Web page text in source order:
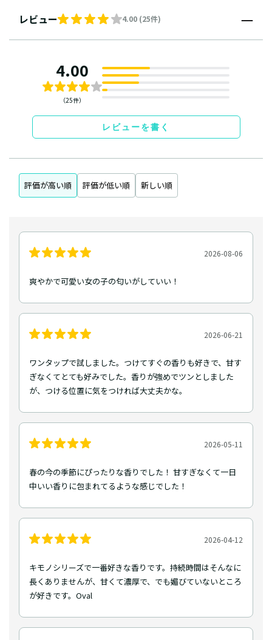
レビュー 4.00 (25件)
4.00
（25件）
レビューを書く
評価が高い順 評価が低い順 新しい順
2026-08-06
爽やかで可愛い女の子の匂いがしていい！
2026-06-21
ワンタップで試しました。つけてすぐの香りも好きで、甘す
ぎなくてとても好みでした。香りが強めでツンとしました
が、つける位置に気をつければ大丈夫かな。
2026-05-11
春の今の季節にぴったりな香りでした！ 甘すぎなくて一日
中いい香りに包まれてるような感じでした！
2026-04-12
キモノシリーズで一番好きな香りです。持続時間はそんなに
長くありませんが、甘くて濃厚で、でも媚びていないところ
が好きです。Oval